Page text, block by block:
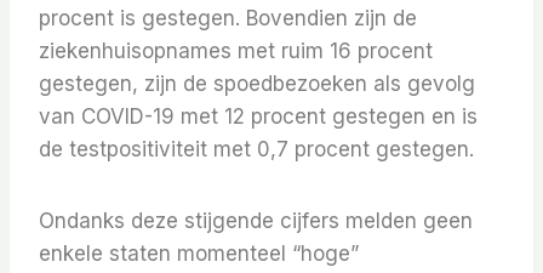
procent is gestegen. Bovendien zijn de
ziekenhuisopnames met ruim 16 procent
gestegen, zijn de spoedbezoeken als gevolg
van COVID-19 met 12 procent gestegen en is
de testpositiviteit met 0,7 procent gestegen.
Ondanks deze stijgende cijfers melden geen
enkele staten momenteel “hoge”